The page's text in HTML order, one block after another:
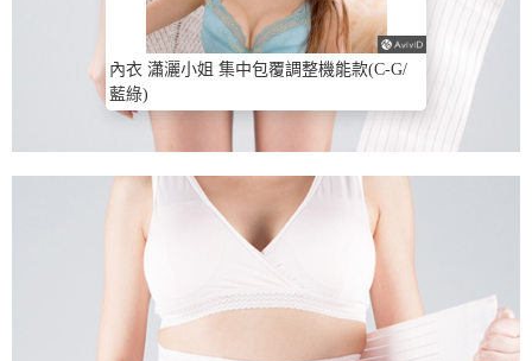
內衣 瀟灑小姐 集中包覆調整機能款(C-G/
藍綠)